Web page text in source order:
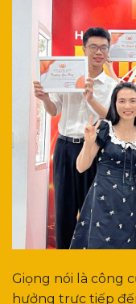
Giọng nói là công
hưởng trực tiếp